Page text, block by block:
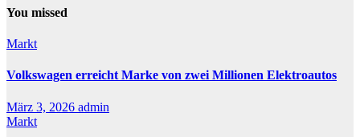
You missed
Markt
Volkswagen erreicht Marke von zwei Millionen Elektroautos
März 3, 2026 admin
Markt